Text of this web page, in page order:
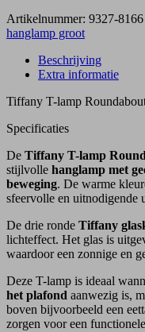
Artikelnummer: 9327-8166
hanglamp groot
Beschrijving
Extra informatie
Tiffany T-lamp
Specificaties
De Tiffany T-lamp
stijlvolle hanglamp met
beweging. De warme
sfeervolle en uitnodigende
De drie ronde Tiffany
lichteffect. Het glas is
waardoor een zonnige en
Deze T-lamp is ideaal
het plafond aanwezig is,
boven bijvoorbeeld een
zorgen voor een